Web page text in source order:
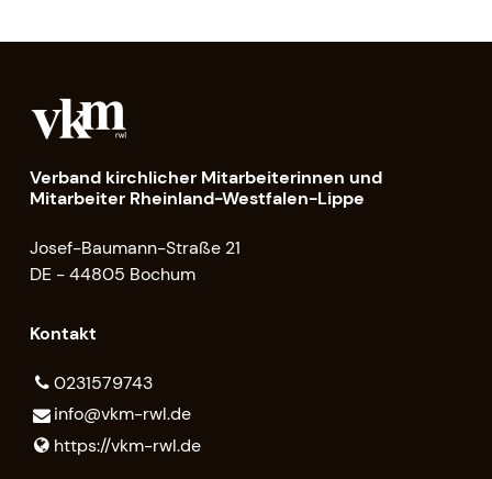
Verband kirchlicher Mitarbeiterinnen und
Mitarbeiter Rheinland-Westfalen-Lippe
Josef-Baumann-Straße 21
DE - 44805 Bochum
Kontakt
0231579743
info@​vkm-rwl.​de
https://vkm-rwl.​de